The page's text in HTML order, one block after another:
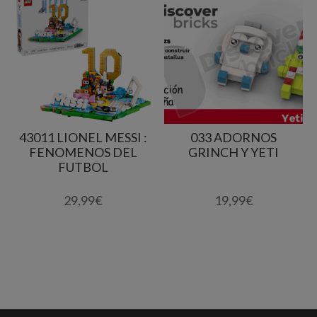
43011 LIONEL MESSI :
FENOMENOS DEL
FUTBOL
29,99€
033 ADORNOS
GRINCH Y YETI
19,99€